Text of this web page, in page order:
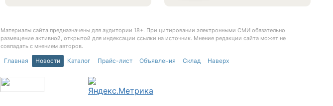
Материалы сайта предназначены для аудитории 18+. При цитировании электронными СМИ обязательно
размещение активной, открытой для индексации ссылки на источник. Мнение редакции сайта может не
совпадать с мнением авторов.
Главная Новости Каталог Прайс-лист Объявления Склад Наверх